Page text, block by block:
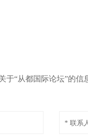
于“从都国际论坛”的
* 联系